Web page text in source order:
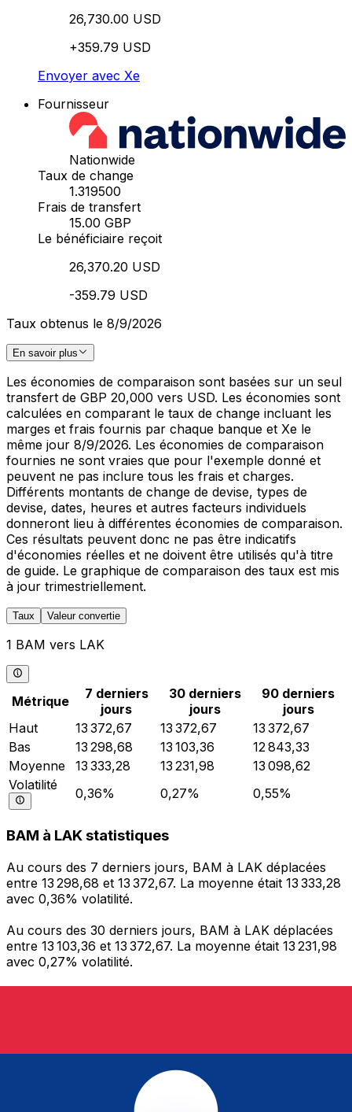
26,730.00 USD
+359.79 USD
Envoyer avec Xe
Fournisseur
Nationwide
Taux de change
1.319500
Frais de transfert
15.00 GBP
Le bénéficiaire reçoit
26,370.20 USD
-359.79 USD
Taux obtenus le 8/9/2026
En savoir plus
Les économies de comparaison sont basées sur un seul
transfert de GBP 20,000 vers USD. Les économies sont
calculées en comparant le taux de change incluant les
marges et frais fournis par chaque banque et Xe le
même jour 8/9/2026. Les économies de comparaison
fournies ne sont vraies que pour l'exemple donné et
peuvent ne pas inclure tous les frais et charges.
Différents montants de change de devise, types de
devise, dates, heures et autres facteurs individuels
donneront lieu à différentes économies de comparaison.
Ces résultats peuvent donc ne pas être indicatifs
d'économies réelles et ne doivent être utilisés qu'à titre
de guide. Le graphique de comparaison des taux est mis
à jour trimestriellement.
Taux Valeur convertie
1 BAM vers LAK
Métrique
7 derniers
jours
30 derniers
jours
90 derniers
jours
Haut
13 372,67 13 372,67
13 372,67
Bas
13 298,68 13 103,36
12 843,33
Moyenne
13 333,28 13 231,98
13 098,62
Volatilité
0,36% 0,27% 0,55%
BAM à LAK statistiques
Au cours des 7 derniers jours, BAM à LAK déplacées
entre 13 298,68 et 13 372,67. La moyenne était 13 333,28
avec 0,36% volatilité.
Au cours des 30 derniers jours, BAM à LAK déplacées
entre 13 103,36 et 13 372,67. La moyenne était 13 231,98
avec 0,27% volatilité.
Envoyer de l’argent
Gérez votre argent et vos devises lorsque vous
êtes en déplacement